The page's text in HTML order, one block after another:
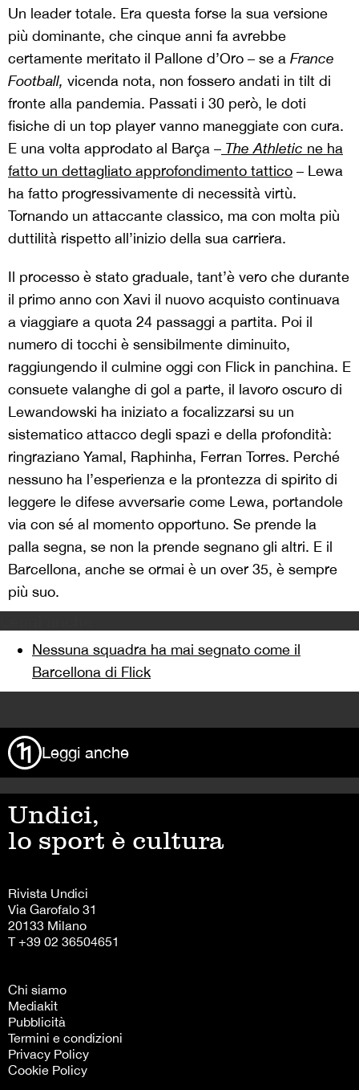
Un leader totale. Era questa forse la sua versione
più dominante, che cinque anni fa avrebbe
certamente meritato il Pallone d’Oro – se a France
Football, vicenda nota, non fossero andati in tilt di
fronte alla pandemia. Passati i 30 però, le doti
fisiche di un top player vanno maneggiate con cura.
E una volta approdato al Barça – The Athletic ne ha
fatto un dettagliato approfondimento tattico – Lewa
ha fatto progressivamente di necessità virtù.
Tornando un attaccante classico, ma con molta più
duttilità rispetto all’inizio della sua carriera.
Il processo è stato graduale, tant’è vero che durante
il primo anno con Xavi il nuovo acquisto continuava
a viaggiare a quota 24 passaggi a partita. Poi il
numero di tocchi è sensibilmente diminuito,
raggiungendo il culmine oggi con Flick in panchina. E
consuete valanghe di gol a parte, il lavoro oscuro di
Lewandowski ha iniziato a focalizzarsi su un
sistematico attacco degli spazi e della profondità:
ringraziano Yamal, Raphinha, Ferran Torres. Perché
nessuno ha l’esperienza e la prontezza di spirito di
leggere le difese avversarie come Lewa, portandole
via con sé al momento opportuno. Se prende la
palla segna, se non la prende segnano gli altri. E il
Barcellona, anche se ormai è un over 35, è sempre
più suo.
Nessuna squadra ha mai segnato come il
Barcellona di Flick
Leggi anche
Undici,
lo sport è cultura
Rivista Undici
Via Garofalo 31
20133 Milano
T +39 02 36504651
Chi siamo
Mediakit
Pubblicità
Termini e condizioni
Privacy Policy
Cookie Policy